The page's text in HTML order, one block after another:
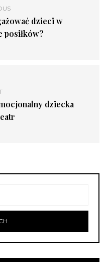
dzieci w
posiłków?
dziecka